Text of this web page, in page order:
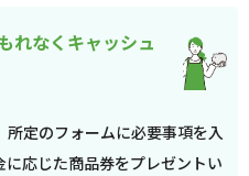
れなくキャッシュ
定のフォームに必要事項を入
応じた商品券をプレゼントい